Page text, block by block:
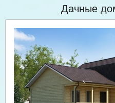
Дачные